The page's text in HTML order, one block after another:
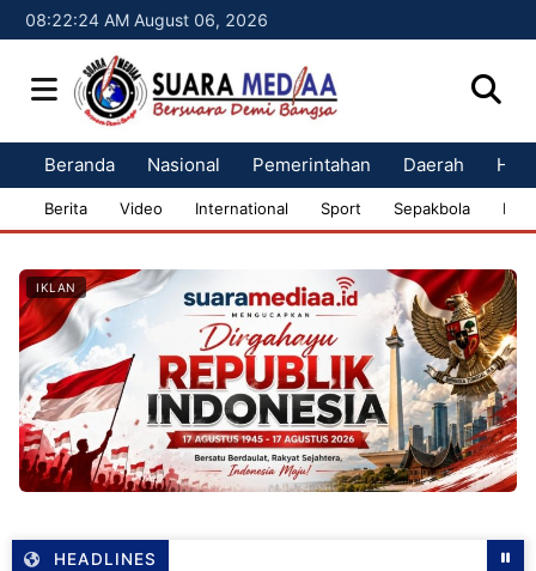
08:22:25 AM August 06, 2026
Beranda Nasional Pemerintahan Daerah
Berita Video International Sport Sepakbola
IKLAN
HEADLINES